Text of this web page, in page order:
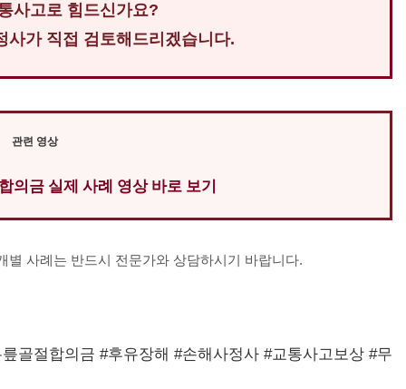
사고로 힘드신가요?
사가 직접 검토해드리겠습니다.
관련 영상
의금 실제 사례 영상 바로 보기
사례는 반드시 전문가와 상담하시기 바랍니다.
골절합의금 #후유장해 #손해사정사 #교통사고보상 #무